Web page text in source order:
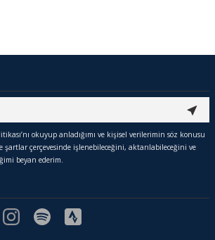
okuyup anladığımı ve kişisel verilerimin söz konusu
şartlar çerçevesinde işlenebileceğini, aktarılabileceğini ve
beyan ederim.